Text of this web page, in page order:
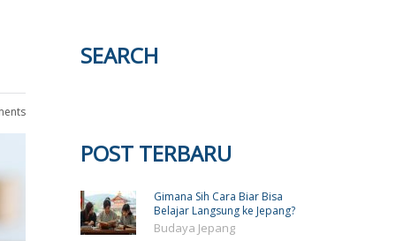
SEARCH
POST TERBARU
Gimana Sih Cara Biar Bisa
Belajar Langsung ke Jepang?
Budaya Jepang